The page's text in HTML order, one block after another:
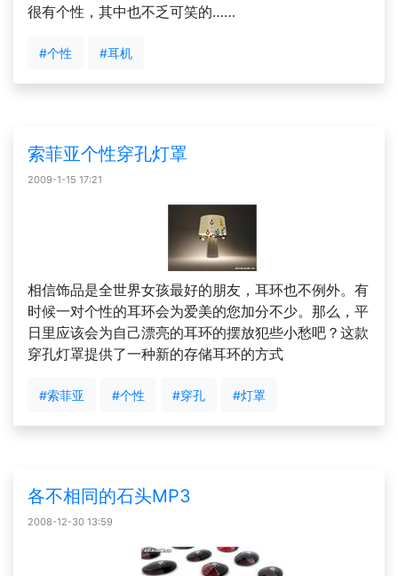
很有个性，其中也不乏可笑的……
#个性 #耳机
索菲亚个性穿孔灯罩
2009-1-15 17:21
相信饰品是全世界女孩最好的朋友，耳环也不例外。有
时候一对个性的耳环会为爱美的您加分不少。那么，平
日里应该会为自己漂亮的耳环的摆放犯些小愁吧？这款
穿孔灯罩提供了一种新的存储耳环的方式
#索菲亚 #个性 #穿孔 #灯罩
各不相同的石头MP3
2008-12-30 13:59